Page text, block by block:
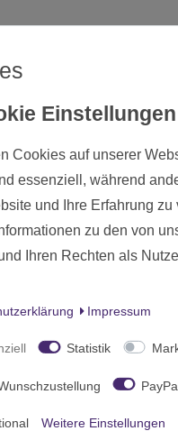
Ohne
Modiphius
Deutschland
1 Stück
diesem Produkt:
Cookies auf unserer
essenziell, während
und Ihre Erfahrung zu
zu den von
Ihren Rechten als
Impressum
Statistik
Weitere Einstellungen